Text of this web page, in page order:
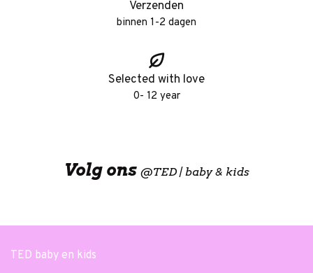
Verzenden
binnen 1-2 dagen
Selected with love
0- 12 year
Volg ons @TED | baby & kids
TED baby en kids